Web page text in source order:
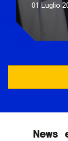
01 Luglio
News